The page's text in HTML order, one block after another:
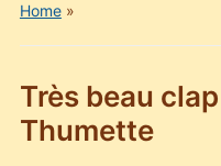
Home»
Très beau
Thumette